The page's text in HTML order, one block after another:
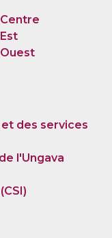
des services
l'Ungava